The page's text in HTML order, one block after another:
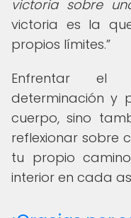
victoria sobre
victoria es la
propios límites.
Enfrentar el
determinación y
cuerpo, sino
reflexionar sobre
tu propio
interior en cada